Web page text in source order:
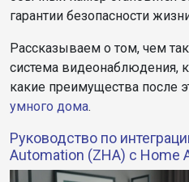
гарантии безопасности
Рассказываем о том, чем
система видеонаблюдения,
какие преимущества после
умного дома.
Руководство по
Automation (ZHA) с Home